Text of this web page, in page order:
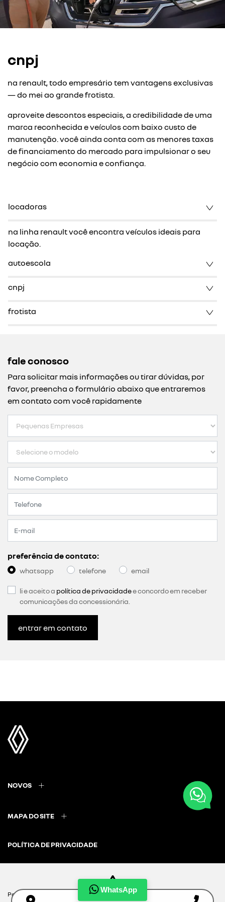
WhatsApp
cnpj
na renault, todo empresário tem vantagens exclusivas
— do mei ao grande frotista.
aproveite descontos especiais, a credibilidade de uma
marca reconhecida e veículos com baixo custo de
manutenção. você ainda conta com as menores taxas
de financiamento do mercado para impulsionar o seu
negócio com economia e confiança.
locadoras
na linha renault você encontra veículos ideais para
locação.
autoescola
cnpj
frotista
fale conosco
Para solicitar mais informações ou tirar dúvidas, por
favor, preencha o formulário abaixo que entraremos
em contato com você rapidamente
preferência de contato:
whatsapp telefone email
li e aceito a política de privacidadee concordo em receber
comunicações da concessionária.
entrar em contato
NOVOS
MAPA DO SITE
POLÍTICA DE PRIVACIDADE
Para otimizar sua experiência durante a navegação, fazemos uso de